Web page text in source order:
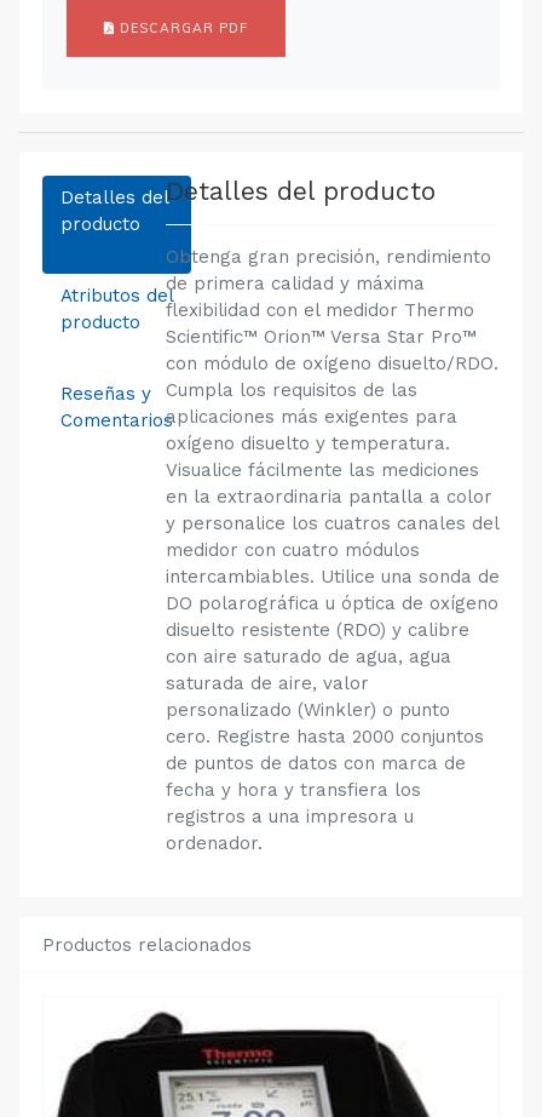
DESCARGAR PDF
Detalles del
producto
Atributos del
producto
Reseñas y
Comentarios
Detalles del producto
Obtenga gran precisión, rendimiento
de primera calidad y máxima
flexibilidad con el medidor Thermo
Scientific™ Orion™ Versa Star Pro™
con módulo de oxígeno disuelto/RDO.
Cumpla los requisitos de las
aplicaciones más exigentes para
oxígeno disuelto y temperatura.
Visualice fácilmente las mediciones
en la extraordinaria pantalla a color
y personalice los cuatros canales del
medidor con cuatro módulos
intercambiables. Utilice una sonda de
DO polarográfica u óptica de oxígeno
disuelto resistente (RDO) y calibre
con aire saturado de agua, agua
saturada de aire, valor
personalizado (Winkler) o punto
cero. Registre hasta 2000 conjuntos
de puntos de datos con marca de
fecha y hora y transfiera los
registros a una impresora u
ordenador.
Productos relacionados